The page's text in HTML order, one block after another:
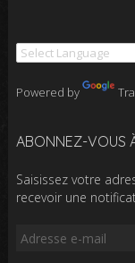
Powered by
ABONNEZ-VOUS
Saisissez votre
recevoir une
Adresse